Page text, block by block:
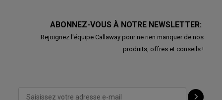
ABONNEZ-VOUS À NOTRE NEWSLETTER:
Rejoignez l'équipe Callaway pour ne rien manquer de nos
produits, offres et conseils !